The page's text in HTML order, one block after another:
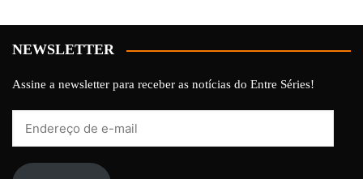
NEWSLETTER
Assine a newsletter para receber as notícias do Entre Séries!